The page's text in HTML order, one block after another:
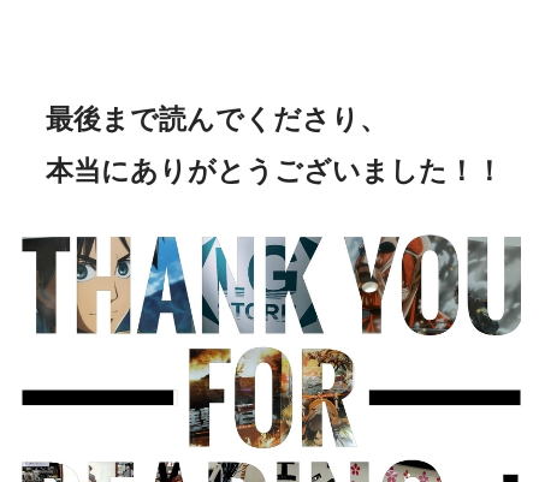
最後まで読んでくださり、
本当にありがとうございました！！